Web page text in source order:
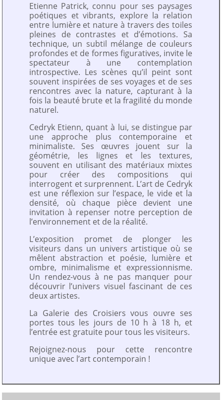
Etienne Patrick, connu pour ses paysages
poétiques et vibrants, explore la relation
entre lumière et nature à travers des toiles
pleines de contrastes et d’émotions. Sa
technique, un subtil mélange de couleurs
profondes et de formes figuratives, invite le
spectateur à une contemplation
introspective. Les scènes qu’il peint sont
souvent inspirées de ses voyages et de ses
rencontres avec la nature, capturant à la
fois la beauté brute et la fragilité du monde
naturel.
Cedryk Etienn, quant à lui, se distingue par
une approche plus contemporaine et
minimaliste. Ses œuvres jouent sur la
géométrie, les lignes et les textures,
souvent en utilisant des matériaux mixtes
pour créer des compositions qui
interrogent et surprennent. L’art de Cedryk
est une réflexion sur l’espace, le vide et la
densité, où chaque pièce devient une
invitation à repenser notre perception de
l’environnement et de la réalité.
L’exposition promet de plonger les
visiteurs dans un univers artistique où se
mêlent abstraction et poésie, lumière et
ombre, minimalisme et expressionnisme.
Un rendez-vous à ne pas manquer pour
découvrir l’univers visuel fascinant de ces
deux artistes.
La Galerie des Croisiers vous ouvre ses
portes tous les jours de 10 h à 18 h, et
l’entrée est gratuite pour tous les visiteurs.
Rejoignez-nous pour cette rencontre
unique avec l’art contemporain !